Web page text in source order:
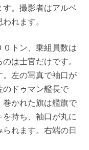
。撮影者はアルベ
れます。
トン、乗組員数は
は士官だけです。
左の写真で袖口が
ドゥマン艦長で
かれた旗は艦旗で
持ち、袖口が丸に
れます。右端の日